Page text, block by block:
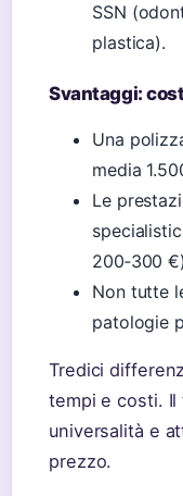
SSN
plastica).
Svantaggi:
Una
media
Le
200‑300
Non tutte
patologie
Tredici
tempi e costi. Il
universalità e
prezzo.